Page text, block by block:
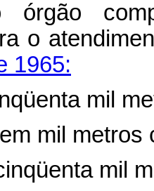
órgão
o
1965:
metros
metros